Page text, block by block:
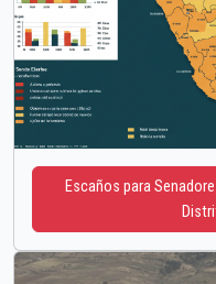
Escaños para